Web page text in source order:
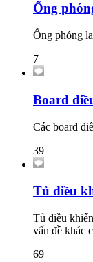
Ống
Ống phóng
7
Board
Các board
39
Tủ điều
Tủ điều
vấn đề khác
69